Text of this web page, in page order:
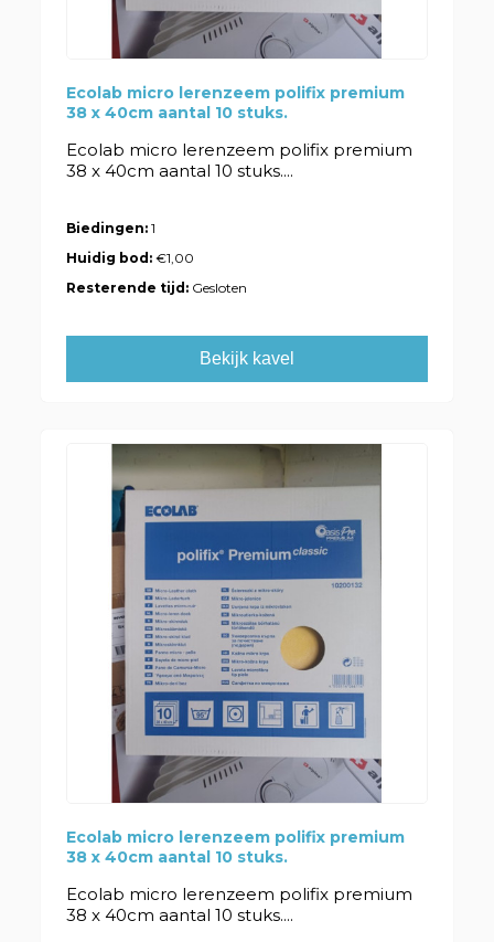
Ecolab micro lerenzeem polifix premium
38 x 40cm aantal 10 stuks.
Ecolab micro lerenzeem polifix premium
38 x 40cm aantal 10 stuks....
Biedingen: 1
Huidig bod:€1,00
Resterende tijd: Gesloten
Bekijk kavel
Ecolab micro lerenzeem polifix premium
38 x 40cm aantal 10 stuks.
Ecolab micro lerenzeem polifix premium
38 x 40cm aantal 10 stuks....